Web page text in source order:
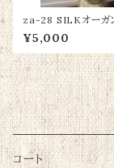
za-28 SILKオーガ
ー帽
¥5,000
コート